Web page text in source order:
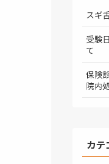
スギ
受験
て
保険
院内
カテ